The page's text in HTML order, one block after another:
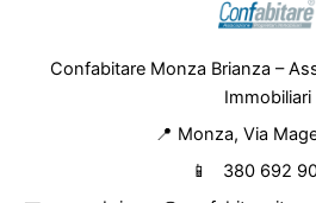
Confabitare Monza Brianza –
Immobiliari
📍 Monza, Via
📱 380 692